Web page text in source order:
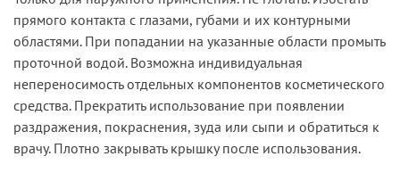
прямого контакта с глазами, губами и их контурными
областями. При попадании на указанные области промыть
проточной водой. Возможна индивидуальная
непереносимость отдельных компонентов косметического
средства. Прекратить использование при появлении
раздражения, покраснения, зуда или сыпи и обратиться к
врачу. Плотно закрывать крышку после использования.